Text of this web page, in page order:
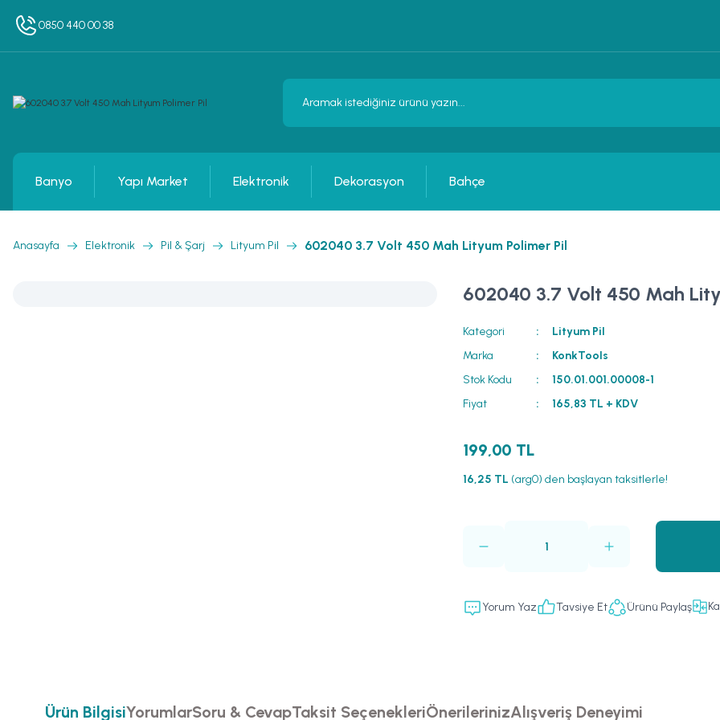
0850 440 00 38
Banyo Yapı Market Elektronik Dekorasyon Bahçe
Anasayfa Elektronik Pil & Şarj Lityum Pil 602040 3.7 Volt 450 Mah Lityum Polimer Pil
602040 3.7 Volt 450 Mah
Kategori
Lityum Pil
Marka
KonkTools
Stok Kodu
150.01.001.00008-1
Fiyat
165,83 TL + KDV
199,00 TL
16,25 TL (arg0) den başlayan taksitlerle!
Yorum Yaz Tavsiye Et Ürünü Paylaş
Ürün BilgisiYorumlarSoru & CevapTaksit SeçenekleriÖnerilerinizAlışveriş Deneyimi